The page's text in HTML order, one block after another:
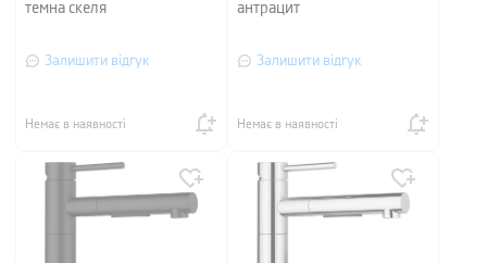
темна скеля
Залишити відгук
Немає в наявності
антрацит
Залишити відгук
Немає в наявності